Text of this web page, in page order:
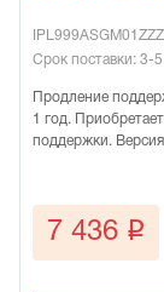
IPL999ASGM01ZZZ
Срок поставки: 3-
Продление
1 год.
поддержки.
7 436 q